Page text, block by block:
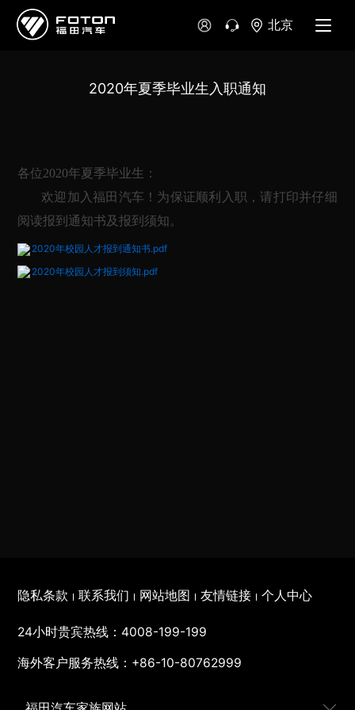
北京
哥伦比亚 哥斯达黎加 秘鲁
尼加拉瓜 危地马拉
2020年夏季毕业生入职通知
各位2020年夏季毕业生：
欢迎加入福田汽车！为保证顺利入职，请打印并仔细
阅读报到通知书及报到须知。
2020年校园人才报到通知书.pdf
2020年校园人才报到须知.pdf
隐私条款 联系我们 网站地图 友情链接 个人中心
24小时贵宾热线： 4008-199-199
海外客户服务热线： +86-10-80762999